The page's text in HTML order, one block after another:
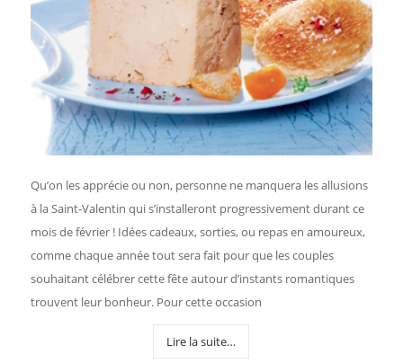
Qu’on les apprécie ou non, personne ne manquera les allusions
à la Saint-Valentin qui s’installeront progressivement durant ce
mois de février ! Idées cadeaux, sorties, ou repas en amoureux,
comme chaque année tout sera fait pour que les couples
souhaitant célébrer cette fête autour d’instants romantiques
trouvent leur bonheur. Pour cette occasion
Lire la suite…